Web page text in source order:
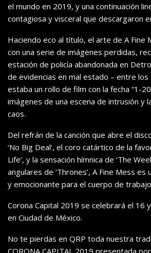
el mundo en 2019, y una continuación
contagiosa y visceral que descargaron
Haciendo eco al título, el arte de A Fine
con una serie de imágenes perdidas,
estación de policía abandonada en
de evidencias en mal estado – entre
estaba un rollo de film con la fecha “1-
imágenes de una escena de intrusión y
caos.
Del refrán de la canción que abre el
‘No Big Deal’, el coro catártico de la
Life’, y la sensación hímnica de ‘The
angulares de ‘Thrones’, A Fine Mess es
y emocionante para el cuerpo de
Corona Capital 2019 se celebrará el 16
en Ciudad de México.
No te pierdas en QRP toda nuestra